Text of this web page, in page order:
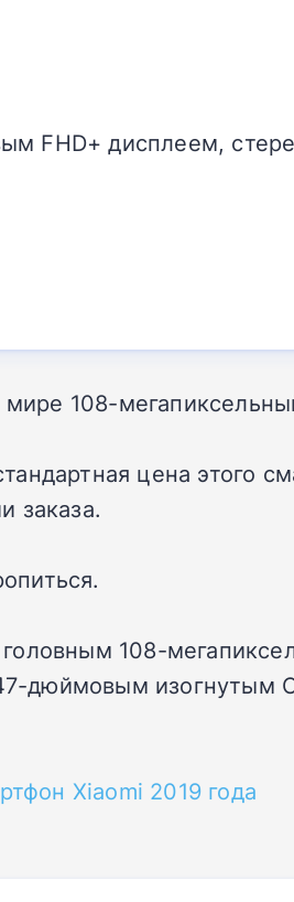
FHD+ дисплеем,
108-
цена этого
заказа.
108-
дюймовым изогнутым
Xiaomi 2019 года